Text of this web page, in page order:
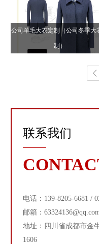
公司羊毛大衣定制（公司冬季大
制）
联系我们
电话：139-8205-6681 /
邮箱：
地址：四川省成都市金
1606